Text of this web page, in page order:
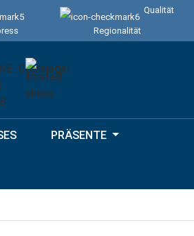
Qualität
Regionalität
PRÄSENTE